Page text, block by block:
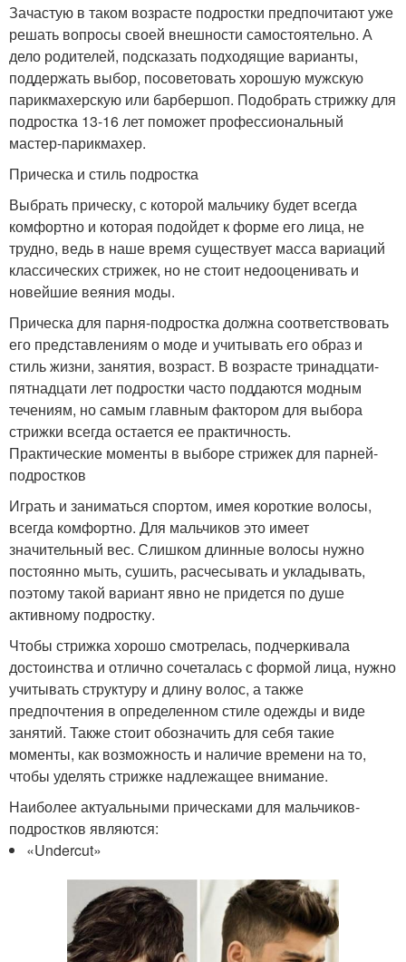
Зачастую в таком возрасте подростки предпочитают уже
решать вопросы своей внешности самостоятельно. А
дело родителей, подсказать подходящие варианты,
поддержать выбор, посоветовать хорошую мужскую
парикмахерскую или барбершоп. Подобрать стрижку для
подростка 13-16 лет поможет профессиональный
мастер-парикмахер.
Прическа и стиль подростка
Выбрать прическу, с которой мальчику будет всегда
комфортно и которая подойдет к форме его лица, не
трудно, ведь в наше время существует масса вариаций
классических стрижек, но не стоит недооценивать и
новейшие веяния моды.
Прическа для парня-подростка должна соответствовать
его представлениям о моде и учитывать его образ и
стиль жизни, занятия, возраст. В возрасте тринадцати-
пятнадцати лет подростки часто поддаются модным
течениям, но самым главным фактором для выбора
стрижки всегда остается ее практичность.
Практические моменты в выборе стрижек для парней-
подростков
Играть и заниматься спортом, имея короткие волосы,
всегда комфортно. Для мальчиков это имеет
значительный вес. Слишком длинные волосы нужно
постоянно мыть, сушить, расчесывать и укладывать,
поэтому такой вариант явно не придется по душе
активному подростку.
Чтобы стрижка хорошо смотрелась, подчеркивала
достоинства и отлично сочеталась с формой лица, нужно
учитывать структуру и длину волос, а также
предпочтения в определенном стиле одежды и виде
занятий. Также стоит обозначить для себя такие
моменты, как возможность и наличие времени на то,
чтобы уделять стрижке надлежащее внимание.
Наиболее актуальными прическами для мальчиков-
подростков являются:
«Undercut»